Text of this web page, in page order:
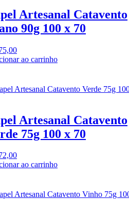
Artesanal Catavento
90g 100 x 70
ao carrinho
Artesanal Catavento
75g 100 x 70
ao carrinho